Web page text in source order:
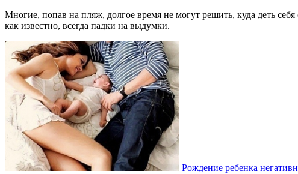
Многие, попав на пляж, долгое время не могут решить, куда деть
как известно, всегда падки на выдумки.
Рождение ребенка